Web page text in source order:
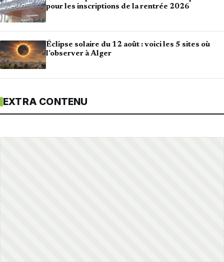
pour les inscriptions de la rentrée 2026
Éclipse solaire du 12 août : voici les 5 sites où
l’observer à Alger
EXTRA CONTENU